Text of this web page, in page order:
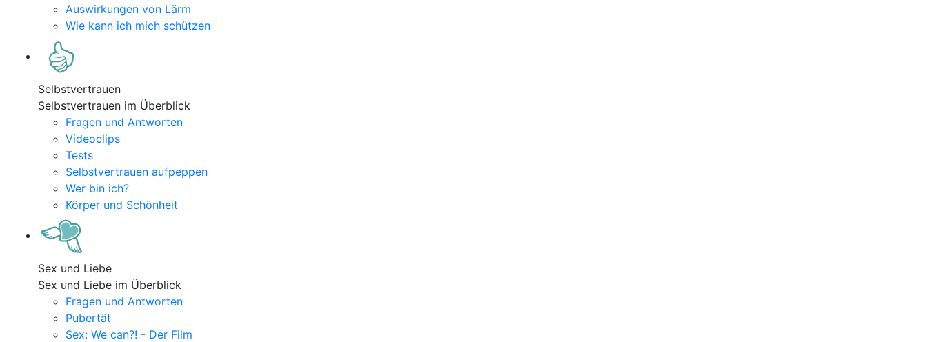
Auswirkungen von Lärm
Wie kann ich mich schützen
Selbstvertrauen
Selbstvertrauen im Überblick
Fragen und Antworten
Videoclips
Tests
Selbstvertrauen aufpeppen
Wer bin ich?
Körper und Schönheit
Sex und Liebe
Sex und Liebe im Überblick
Fragen und Antworten
Pubertät
Sex: We can?! - Der Film